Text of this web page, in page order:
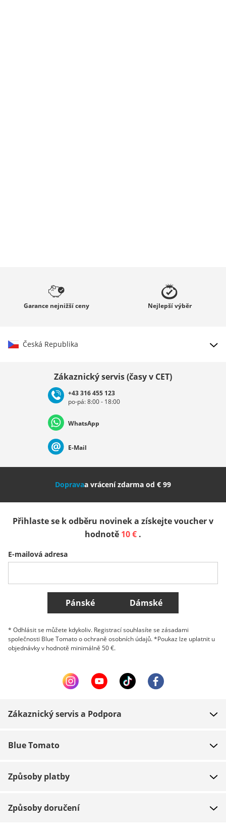
Garance nejnižší ceny Nejlepšívýběr
Česká Republika
Deutschland Österreich
Nederland Italia (Italiano) Italien (Deutsch)
Slovenija
Belgique (Français) Danmark Norge
Všechny země
Zákaznický servis (časy v CET)
+43 316 455 123
po-pá: 8:00 - 18:00
WhatsApp
E-Mail
Dopravaa vrácení zdarma od € 99
Přihlaste se k odběru novinek a získejte voucher v
hodnotě 10 € .
E-mailová adresa
Pánské Dámské
* Odhlásit se můžete kdykoliv. Registrací souhlasíte se zásadami
společnosti Blue Tomato o ochraně osobních údajů. *Poukaz lze uplatnit u
objednávky v hodnotě minimálně 50 €.
Zákaznický servis a Podpora
Platba
Navrácení zboží
Blue Tomato
Práce
Způsoby platby
Způsoby doručení